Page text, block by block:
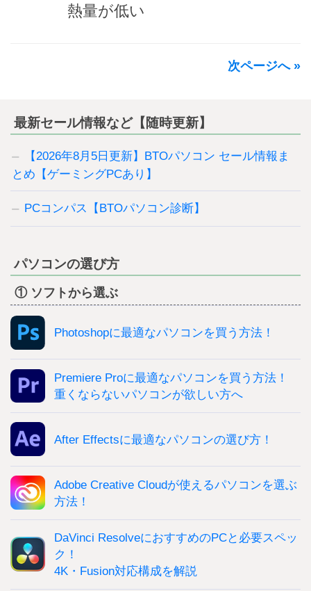
熱量が低い
次ページへ »
最新セール情報など【随時更新】
【2026年8月5日更新】BTOパソコン セール情報ま
とめ【ゲーミングPCあり】
PCコンパス【BTOパソコン診断】
パソコンの選び方
① ソフトから選ぶ
Photoshopに最適なパソコンを買う方法！
Premiere Proに最適なパソコンを買う方法！
重くならないパソコンが欲しい方へ
After Effectsに最適なパソコンの選び方！
Adobe Creative Cloudが使えるパソコンを選ぶ
方法！
DaVinci ResolveにおすすめのPCと必要スペッ
ク！
4K・Fusion対応構成を解説